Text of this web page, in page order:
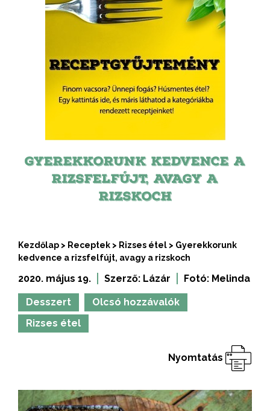
GYEREKKORUNK KEDVENCE A
RIZSFELFÚJT, AVAGY A
RIZSKOCH
Kezdőlap > Receptek > Rizses étel > Gyerekkorunk
kedvence a rizsfelfújt, avagy a rizskoch
2020. május 19. Szerző: Lázár Fotó: Melinda
Desszert
Olcsó hozzávalók
Rizses étel
Nyomtatás